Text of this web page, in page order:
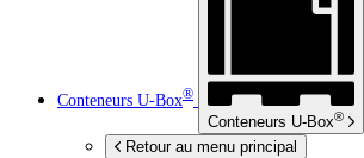
Conteneurs U-Box®
Conteneurs U-Box®
Retour au menu principal